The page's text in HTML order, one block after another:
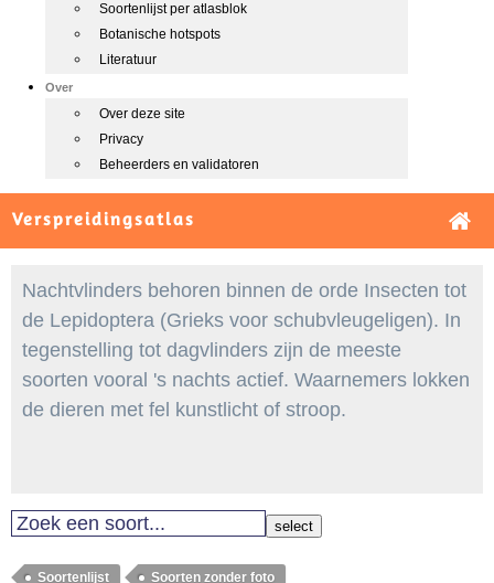
Soortenlijst per atlasblok
Botanische hotspots
Literatuur
Over
Over deze site
Privacy
Beheerders en validatoren
Verspreidingsatlas
Nachtvlinders behoren binnen de orde Insecten tot
de Lepidoptera (Grieks voor schubvleugeligen). In
tegenstelling tot dagvlinders zijn de meeste
soorten vooral 's nachts actief. Waarnemers lokken
de dieren met fel kunstlicht of stroop.
select
Soortenlijst Soorten zonder foto